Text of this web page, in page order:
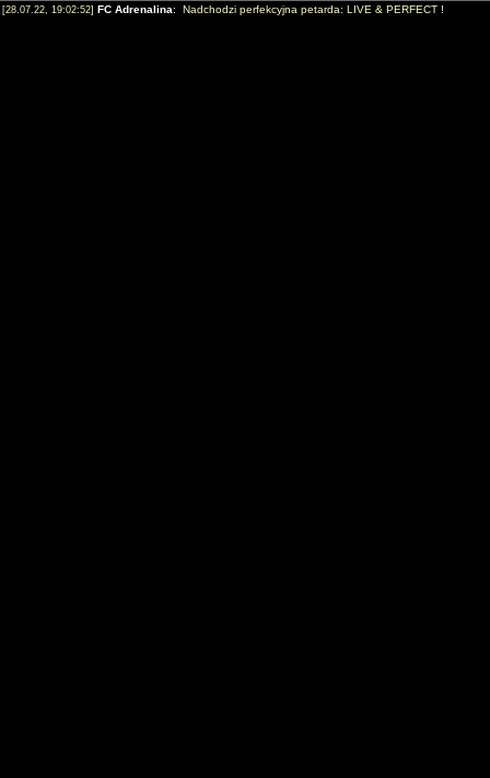
[28.07.22, 19:02:52] FC Adrenalina: Nadchodzi perfekcyjna petarda: LIVE & PERFECT !